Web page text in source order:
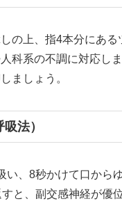
の上、指4本分にある
科系の不調に対応し
ましょう。
法）
い、8秒かけて口から
と、副交感神経が優